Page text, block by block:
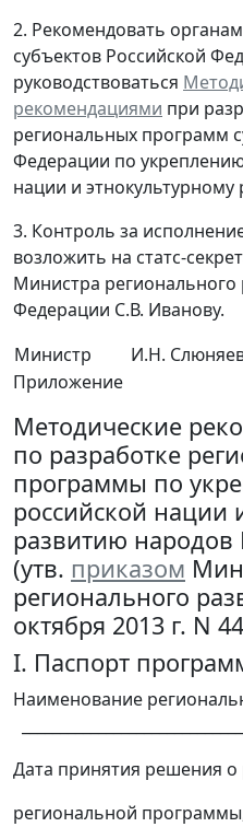
2. Рекомендовать
субъектов Российской
руководствоваться
рекомендациями при
региональных программ
Федерации по
нации и
3. Контроль за
возложить на статс-
Министра регионального
Федерации С.В. Иванову.
Министр
И.Н.
Приложение
Методические
по разработке
программы по
российской нации
развитию народов
(утв. приказом
регионального
октября 2013 г. N
I. Паспорт
Наименование
Дата принятия решения о
региональной